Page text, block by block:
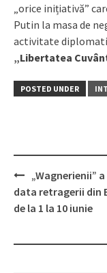
„orice inițiativă”
Putin la masa de
activitate
„Libertatea
POSTED UNDER
Post
navigation
„Wagnerienii”
data retragerii din
de la 1 la 10 iunie